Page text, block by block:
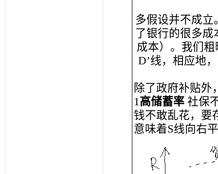
多假设并不成
了银行的很多
成本）。我们
D’线，相应地
除了政府补贴外
1高储蓄率 社保
钱不敢乱花，要
意味着S线向右